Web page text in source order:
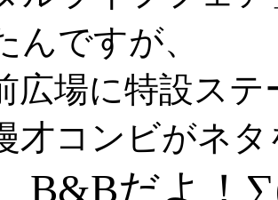
んですが、
広場に特設ス
才コンビがネ
B&Bだよ！